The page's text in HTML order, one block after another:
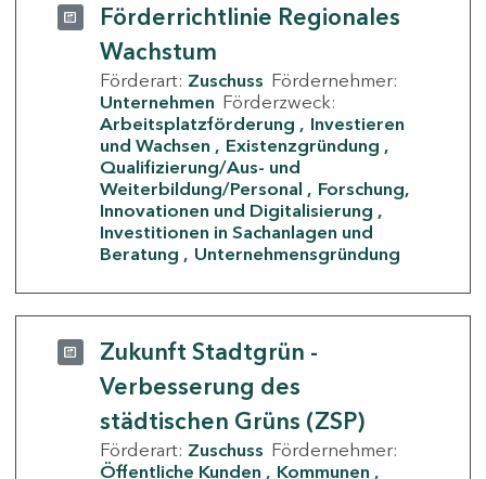
Förderrichtlinie Regionales
Wachstum
Förderart: Zuschuss Fördernehmer:
Unternehmen Förderzweck:
Arbeitsplatzförderung
Investieren
und Wachsen
Existenzgründung
Qualifizierung/Aus- und
Weiterbildung/Personal
Forschung,
Innovationen und Digitalisierung
Investitionen in Sachanlagen und
Beratung
Unternehmensgründung
Zukunft Stadtgrün -
Verbesserung des
städtischen Grüns (ZSP)
Förderart: Zuschuss Fördernehmer:
Öffentliche Kunden
Kommunen